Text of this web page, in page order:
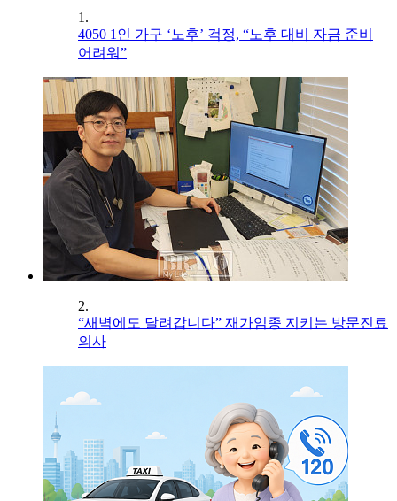
1.
4050 1인 가구 ‘노후’ 걱정, “노후 대비 자금 준비
어려워”
2.
“새벽에도 달려갑니다” 재가임종 지키는 방문진료
의사